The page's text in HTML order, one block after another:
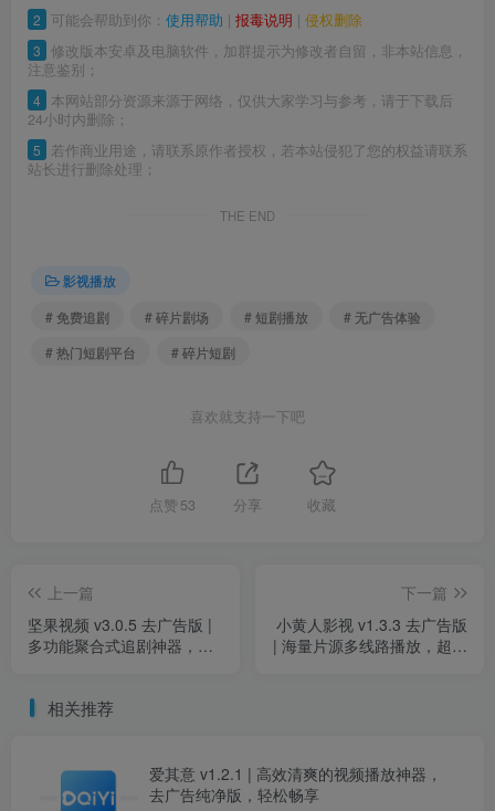
2 可能会帮助到你： 使用帮助 | 报毒说明 | 侵权删除
3 修改版本安卓及电脑软件，加群提示为修改者自留，非本站信息，
注意鉴别；
4 本网站部分资源来源于网络，仅供大家学习与参考，请于下载后
24小时内删除；
5
若作商业用途，请联系原作者授权，若本站侵犯了您的权益请联系
站长进行删除处理；
THE END
影视播放
# 免费追剧
# 碎片剧场 # 短剧播放
# 无广告体验
# 热门短剧平台
# 碎片短剧
喜欢就支持一下吧
点赞 53 分享 收藏
上一篇
坚果视频 v3.0.5 去广告版 |
多功能聚合式追剧神器，畅
下一篇
小黄人影视 v1.3.3 去广告版
| 海量片源多线路播放，超清
相关推荐
爱其意 v1.2.1 | 高效清爽的视频播放神器，
去广告纯净版，轻松畅享